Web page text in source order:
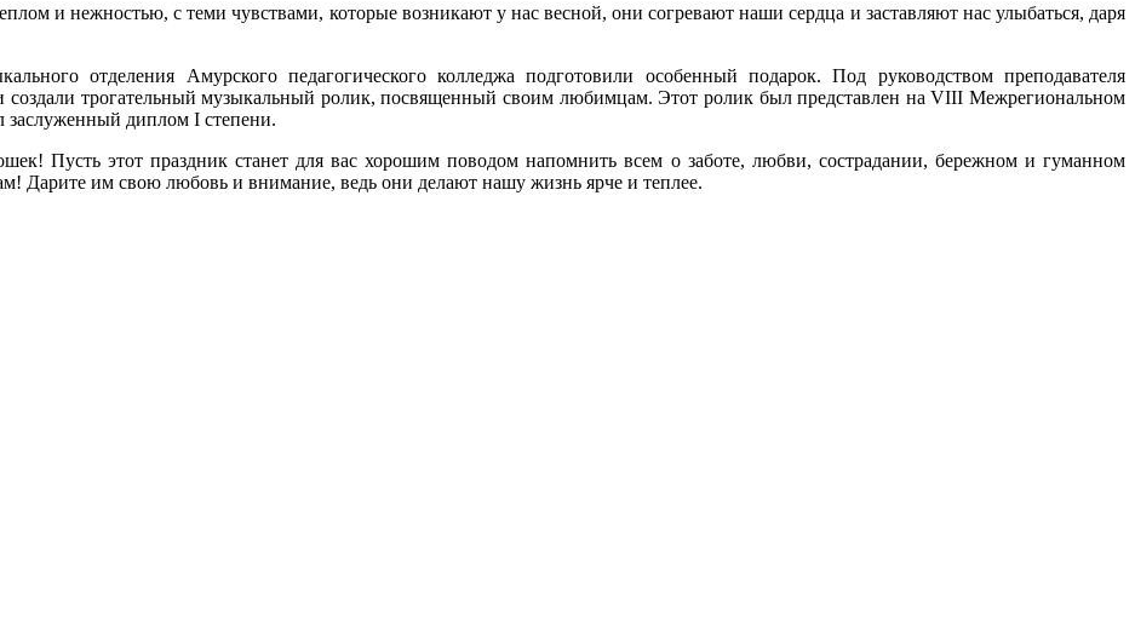
и нежностью, с теми чувствами, которые возникают у нас весной, они согревают наши сердца и заставляют нас улыбаться, даря
отделения Амурского педагогического колледжа подготовили особенный подарок. Под руководством преподавателя
создали трогательный музыкальный ролик, посвященный своим любимцам. Этот ролик был представлен на VIII Межрегиональном
заслуженный диплом I степени.
Пусть этот праздник станет для вас хорошим поводом напомнить всем о заботе, любви, сострадании, бережном и гуманном
им свою любовь и внимание, ведь они делают нашу жизнь ярче и теплее.